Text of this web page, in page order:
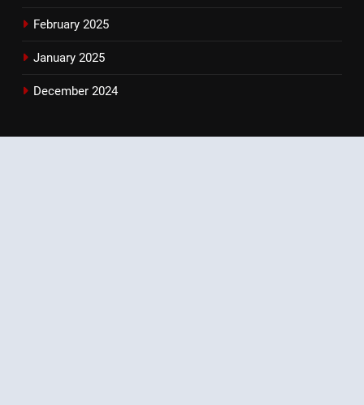
February 2025
January 2025
December 2024